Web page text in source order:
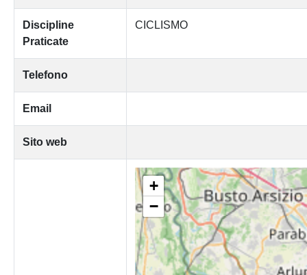
Discipline
Praticate
CICLISMO
Telefono
Email
Sito web
+
−